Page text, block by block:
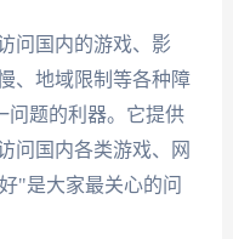
问国内的游戏、影
、地域限制等各种障
问题的利器。它提供
问国内各类游戏、网
"是大家最关心的问